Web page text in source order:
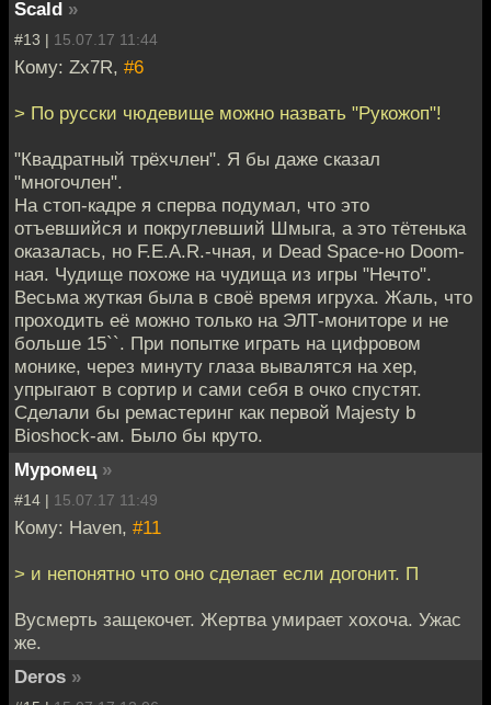
Scald »
#13 | 15.07.17 11:44
Кому: Zx7R, #6
> По русски чюдевище можно назвать "Рукожоп"!
"Квадратный трёхчлен". Я бы даже сказал
"многочлен".
На стоп-кадре я сперва подумал, что это
отъевшийся и покруглевший Шмыга, а это тётенька
оказалась, но F.E.A.R.-чная, и Dead Space-но Doom-
ная. Чудище похоже на чудища из игры "Нечто".
Весьма жуткая была в своё время игруха. Жаль, что
проходить её можно только на ЭЛТ-мониторе и не
больше 15``. При попытке играть на цифровом
монике, через минуту глаза вывалятся на хер,
упрыгают в сортир и сами себя в очко спустят.
Сделали бы ремастеринг как первой Majesty b
Bioshock-ам. Было бы круто.
Муромец »
#14 | 15.07.17 11:49
Кому: Haven, #11
> и непонятно что оно сделает если догонит. П
Вусмерть защекочет. Жертва умирает хохоча. Ужас
же.
Deros »